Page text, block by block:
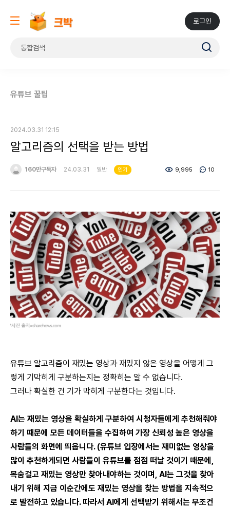
로그인
유튜브 꿀팁
2024.03.31 12:15
알고리즘의 선택을 받는 방법
160만구독자 24.03.31 일반 인기 9,995 10
유튜브 알고리즘이 재밌는 영상과 재밌지 않은 영상을 어떻게 그
렇게 기막히게 구분하는지는 정확히는 알 수 없습니다.
그러나 확실한 건 기가 막히게 구분한다는 것입니다.
AI는 재밌는 영상을 확실하게 구분하여 시청자들에게 추천해줘야
하기 때문에 모든 데이터들을 수집하여 가장 신뢰성 높은 영상을
사람들의 화면에 띄웁니다. (유튜브 입장에서는 재미없는 영상을
많이 추천하게되면 사람들이 유튜브를 점점 떠날 것이기 때문에,
목숨걸고 재밌는 영상만 찾아내야하는 것이며, AI는 그것을 찾아
내기 위해 지금 이순간에도 재밌는 영상을 찾는 방법을 지속적으
로 발전하고 있습니다. 따라서 AI에게 선택받기 위해서는 무조건